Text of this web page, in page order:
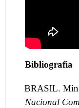
Bibliografia
BRASIL.
Nacional